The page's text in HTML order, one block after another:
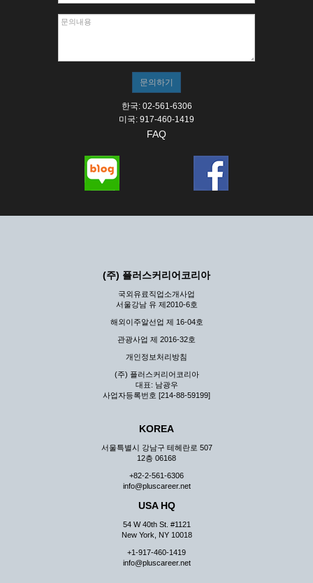
한국: 02-561-6306
미국: 917-460-1419
FAQ
(주) 플러스커리어코리아
국외유료직업소개사업
서울강남 유 제2010-6호
해외이주알선업 제 16-04호
관광사업 제 2016-32호
개인정보처리방침
(주) 플러스커리어코리아
대표: 남광우
사업자등록번호 [214-88-59199]
KOREA
서울특별시 강남구 테헤란로 507
12층 06168
+82-2-561-6306
info@pluscareer.net
USA HQ
54 W 40th St. #1121
New York, NY 10018
+1-917-460-1419
info@pluscareer.net